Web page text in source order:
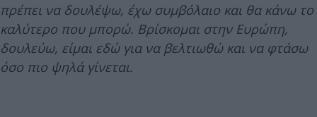
πρέπει να δουλέψω, έχω συμβόλαιο και θα κάνω το
καλύτερο που μπορώ. Βρίσκομαι στην Ευρώπη,
δουλεύω, είμαι εδώ για να βελτιωθώ και να φτάσω
όσο πιο ψηλά γίνεται.